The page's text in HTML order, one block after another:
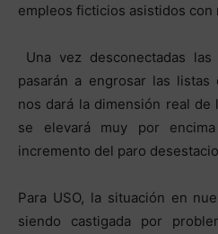
empleos ficticios asistidos con
Una vez desconectadas las
pasarán a engrosar las listas
nos dará la dimensión real
se elevará muy por
incremento del paro
Para USO, la situación en
siendo castigada por